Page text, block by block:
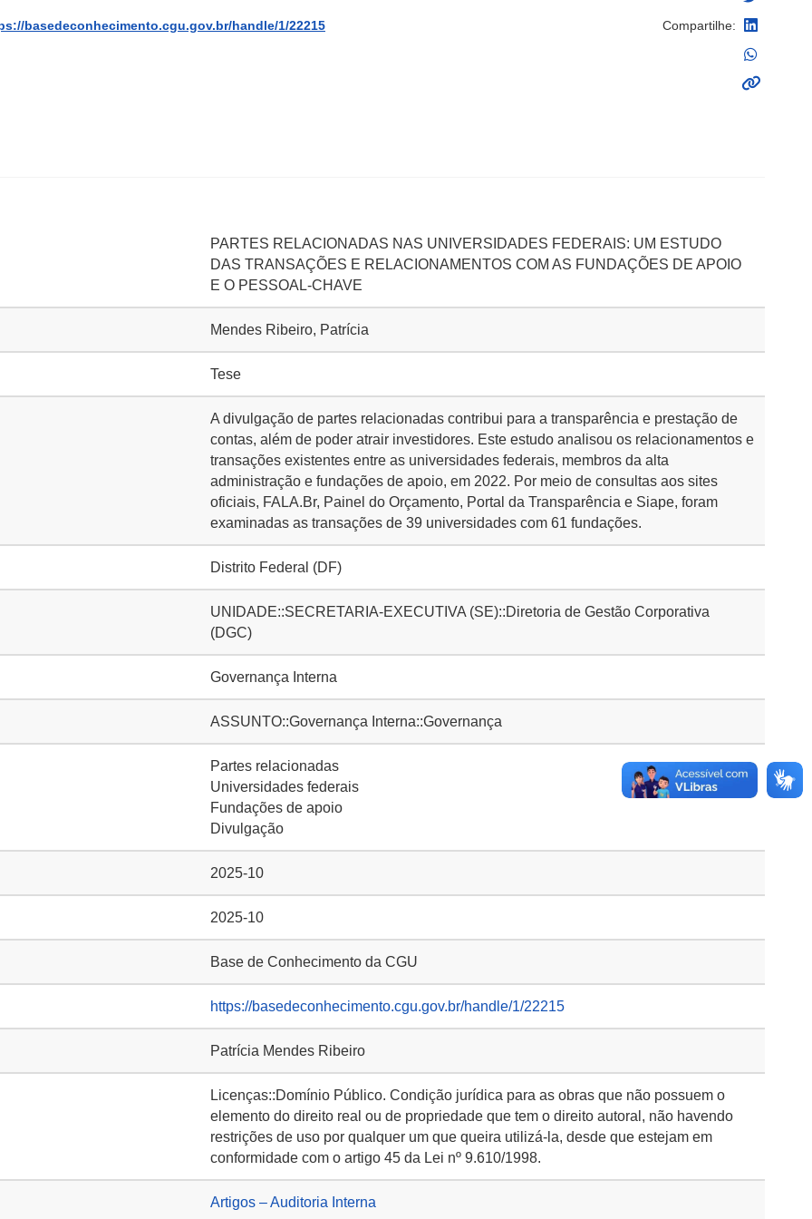
basedeconhecimento.cgu.gov.br/handle/1/22215 Compartilhe:
PARTES RELACIONADAS NAS UNIVERSIDADES FEDERAIS: UM ESTUDO
DAS TRANSAÇÕES E RELACIONAMENTOS COM AS FUNDAÇÕES DE APOIO
E O PESSOAL-CHAVE
Mendes Ribeiro, Patrícia
Tese
A divulgação de partes relacionadas contribui para a transparência e prestação de
contas, além de poder atrair investidores. Este estudo analisou os relacionamentos e
transações existentes entre as universidades federais, membros da alta
administração e fundações de apoio, em 2022. Por meio de consultas aos sites
oficiais, FALA.Br, Painel do Orçamento, Portal da Transparência e Siape, foram
examinadas as transações de 39 universidades com 61 fundações.
Distrito Federal (DF)
UNIDADE::SECRETARIA-EXECUTIVA (SE)::Diretoria de Gestão Corporativa
(DGC)
Governança Interna
ASSUNTO::Governança Interna::Governança
Partes relacionadas
Universidades federais
Fundações de apoio
Divulgação
2025-10
2025-10
Base de Conhecimento da CGU
https://basedeconhecimento.cgu.gov.br/handle/1/22215
Patrícia Mendes Ribeiro
Licenças::Domínio Público. Condição jurídica para as obras que não possuem o
elemento do direito real ou de propriedade que tem o direito autoral, não havendo
restrições de uso por qualquer um que queira utilizá-la, desde que estejam em
conformidade com o artigo 45 da Lei nº 9.610/1998.
Artigos – Auditoria Interna